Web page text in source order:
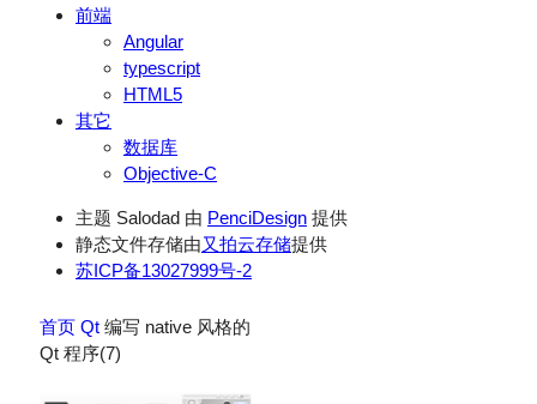
前端
Angular
typescript
HTML5
其它
数据库
Objective-C
主题 Salodad 由 PenciDesign 提供
静态文件存储由又拍云存储提供
苏ICP备13027999号-2
首页 Qt 编写 native 风格的
Qt 程序(7)